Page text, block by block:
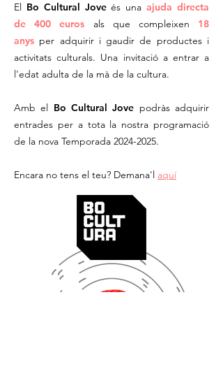
El Bo Cultural Joveés unaajuda directa
de 400 euros als que compleixen 18
anys per adquirir i gaudir de productes i
activitats culturals. Una invitació a entrar a
l'edat adulta de la mà de la cultura.
Amb el Bo Cultural Jove podràs adquirir
entrades per a tota la nostra programació
de la nova Temporada 2024-2025. ​
Encara no tens el teu? Demana'l aquí